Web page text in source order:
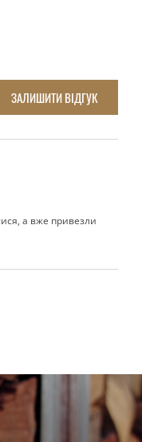
ЗАЛИШИТИ ВІДГУК
а вже привезли